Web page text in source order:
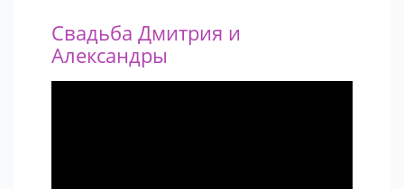
Свадьба Дмитрия и
Александры